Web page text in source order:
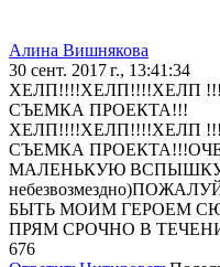
Алина Вишнякова
30 сент. 2017 г., 13:41:34
ХЕЛП!!!!ХЕЛП!!!!ХЕЛП
СЪЕМКА ПРОЕКТА!!!
ХЕЛП!!!!ХЕЛП!!!!ХЕЛП
СЪЕМКА
МАЛЕНЬКУЮ ВСПЫШКУ
БЫТЬ МОИМ ГЕРОЕМ
ПРЯМ СРОЧНО В
676